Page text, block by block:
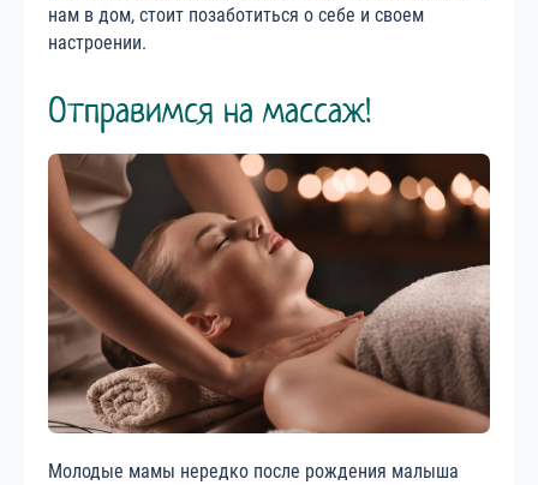
нам в дом, стоит позаботиться о себе и своем
настроении.
Отправимся на массаж!
Молодые мамы нередко после рождения малыша